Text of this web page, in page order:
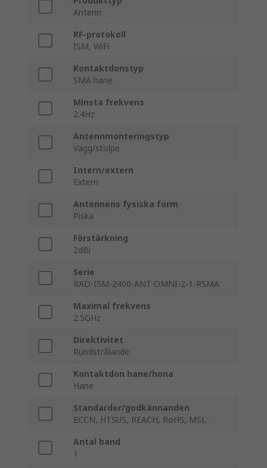
Antenn
RF-protokoll
ISM, WiFi
Kontaktdonstyp
SMA hane
Minsta frekvens
2.4Hz
Antennmonteringstyp
Vägg/stolpe
Intern/extern
Extern
Antennens fysiska form
Piska
Förstärkning
2dBi
Serie
RAD-ISM-2400-ANT-OMNI-2-1-RSMA
Maximal frekvens
2.5GHz
Direktivitet
Rundstrålande
Kontaktdon hane/hona
Hane
Standarder/godkännanden
ECCN, HTSUS, REACH, RoHS, MSL
Antal band
1